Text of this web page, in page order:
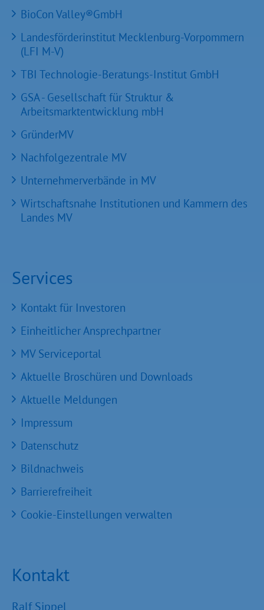
BioCon Valley®GmbH
Landesförderinstitut Mecklenburg-Vorpommern
(LFI M-V)
TBI Technologie-Beratungs-Institut GmbH
GSA - Gesellschaft für Struktur &
Arbeitsmarktentwicklung mbH
GründerMV
Nachfolgezentrale MV
Unternehmerverbände in MV
Wirtschaftsnahe Institutionen und Kammern des
Landes MV
Services
Kontakt für Investoren
Einheitlicher Ansprechpartner
MV Serviceportal
Aktuelle Broschüren und Downloads
Aktuelle Meldungen
Impressum
Datenschutz
Bildnachweis
Barrierefreiheit
Cookie-Einstellungen verwalten
Kontakt
Ralf Sippel